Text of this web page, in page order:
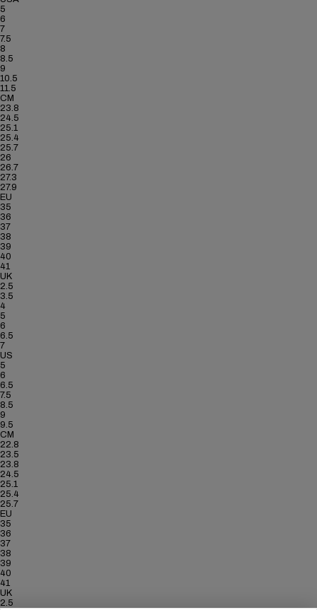
5
6
7
7.5
8
8.5
9
10.5
11.5
CM
23.8
24.5
25.1
25.4
25.7
26
26.7
27.3
27.9
EU
35
36
37
38
39
40
41
UK
2.5
3.5
4
5
6
6.5
7
US
5
6
6.5
7.5
8.5
9
9.5
CM
22.8
23.5
23.8
24.5
25.1
25.4
25.7
EU
35
36
37
38
39
40
41
UK
2.5